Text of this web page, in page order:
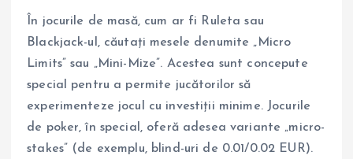
În jocurile de masă, cum ar fi Ruleta sau
Blackjack-ul, căutați mesele denumite „Micro
Limits” sau „Mini-Mize”. Acestea sunt concepute
special pentru a permite jucătorilor să
experimenteze jocul cu investiții minime. Jocurile
de poker, în special, oferă adesea variante „micro-
stakes” (de exemplu, blind-uri de 0.01/0.02 EUR).